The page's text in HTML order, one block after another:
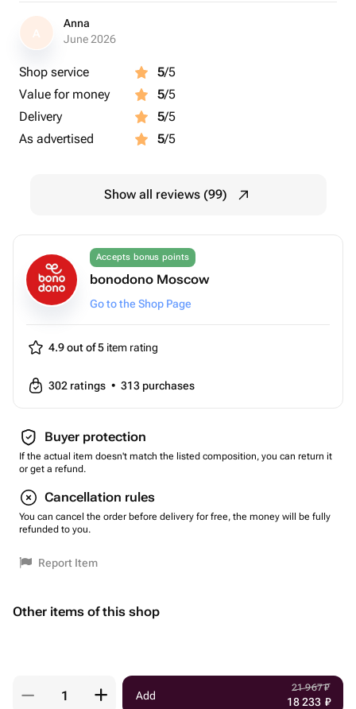
Сезон: круглый год
ツ Где проходит:
согласовывается при активации
A
Anna
June 2026
Shop service 5/5
Value for money
5/5
Delivery
5/5
As advertised
5/5
Show all reviews (99)
Accepts bonus points
bonodono Moscow
Go to the Shop Page
4.9 out of 5 item rating
302 ratings • 313 purchases
Buyer protection
If the actual item doesn't match the listed composition, you can return it
or get a refund.
Cancellation rules
You can cancel the order before delivery for free, the money will be fully
refunded to you.
Report Item
Other items of this shop
Add
21 967₽
18 233 ₽